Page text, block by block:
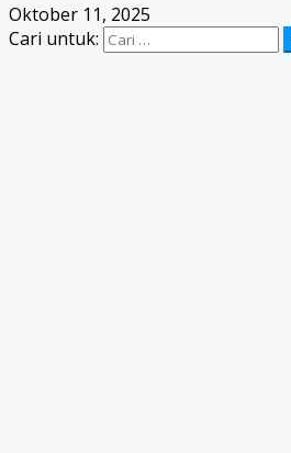
Oktober 11, 2025
Cari untuk: